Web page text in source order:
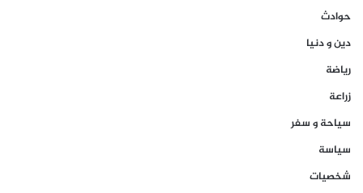
حوادث
دين و دنيا
رياضة
زراعة
سياحة و سفر
سياسة
شخصيات